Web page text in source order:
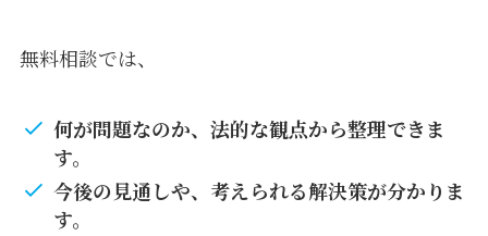
無料相談では、
何が問題なのか、法的な観点から整理できま
す。
今後の見通しや、考えられる解決策が分かりま
す。